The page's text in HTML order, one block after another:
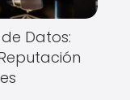
Datos: